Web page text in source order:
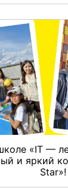
«IT —
и яркий
Star»!